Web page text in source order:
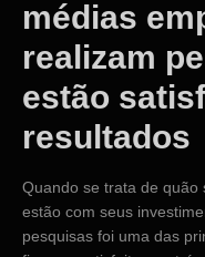
médias
realizam
estão
resultados
Quando se trata de quão
estão com seus
pesquisas foi uma das